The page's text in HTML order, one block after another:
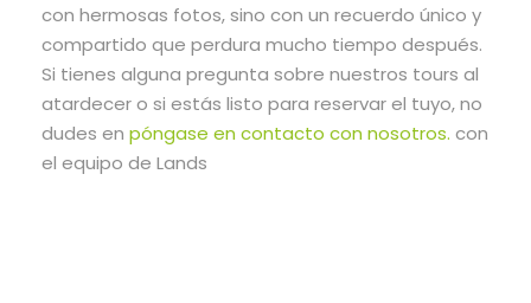
con hermosas fotos, sino con un recuerdo único y
compartido que perdura mucho tiempo después.
Si tienes alguna pregunta sobre nuestros tours al
atardecer o si estás listo para reservar el tuyo, no
dudes en póngase en contacto con nosotros. con
el equipo de Lands